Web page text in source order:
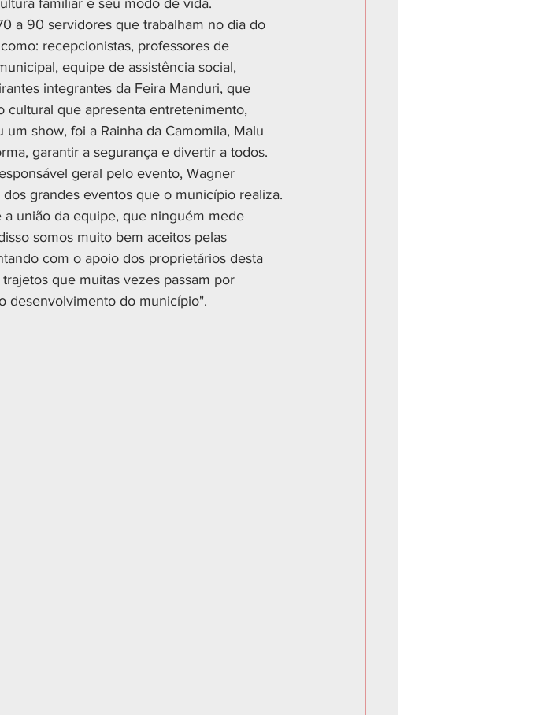
familiar e seu modo de vida.
a 90 servidores que trabalham no dia do
recepcionistas, professores de
equipe de assistência social,
integrantes da Feira Manduri, que
cultural que apresenta entretenimento,
show, foi a Rainha da Camomila, Malu
garantir a segurança e divertir a todos.
geral pelo evento, Wagner
grandes eventos que o município realiza.
união da equipe, que ninguém mede
somos muito bem aceitos pelas
com o apoio dos proprietários desta
que muitas vezes passam por
desenvolvimento do município".